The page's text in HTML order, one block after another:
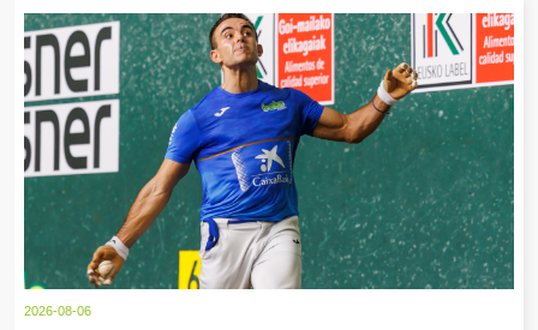
2026-08-06